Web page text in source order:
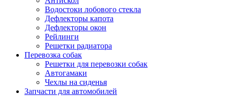
Водостоки лобового стекла
Дефлекторы капота
Дефлекторы окон
Рейлинги
Решетки радиатора
Перевозка собак
Решетки для перевозки собак
Автогамаки
Чехлы на сиденья
Запчасти для автомобилей